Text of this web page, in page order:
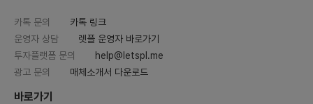
카톡 문의
카톡 링크
운영자 상담
렛플 운영자 바로가기
투자플랫폼 문의
help@letspl.me
광고 문의
매체소개서 다운로드
바로가기